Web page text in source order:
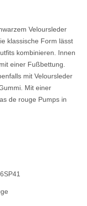
Veloursleder
klassische Form lässt
kombinieren. Innen
einer Fußbettung.
mit Veloursleder
Mit einer
de rouge Pumps in